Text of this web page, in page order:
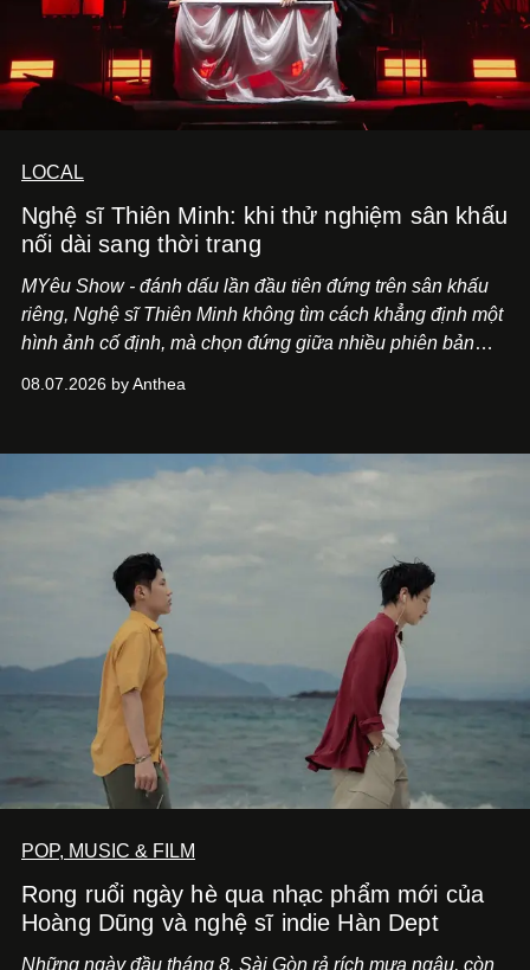
LOCAL
Nghệ sĩ Thiên Minh: khi thử nghiệm sân khấu
nối dài sang thời trang
MYêu Show - đánh dấu lần đầu tiên đứng trên sân khấu
riêng, Nghệ sĩ Thiên Minh không tìm cách khẳng định một
hình ảnh cố định, mà chọn đứng giữa nhiều phiên bản
một bộ suit lụa - như một cách "take the risk" khác, ngoài
08.07.2026 by Anthea
POP, MUSIC & FILM
Rong ruổi ngày hè qua nhạc phẩm mới của
Hoàng Dũng và nghệ sĩ indie Hàn Dept
Những ngày đầu tháng 8, Sài Gòn rả rích mưa ngâu, còn